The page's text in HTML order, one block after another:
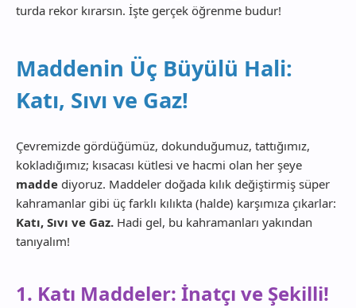
turda rekor kırarsın. İşte gerçek öğrenme budur!
Maddenin Üç Büyülü Hali:
Katı, Sıvı ve Gaz!
Çevremizde gördüğümüz, dokunduğumuz, tattığımız,
kokladığımız; kısacası kütlesi ve hacmi olan her şeye
madde diyoruz. Maddeler doğada kılık değiştirmiş süper
kahramanlar gibi üç farklı kılıkta (halde) karşımıza çıkarlar:
Katı, Sıvı ve Gaz. Hadi gel, bu kahramanları yakından
tanıyalım!
1. Katı Maddeler: İnatçı ve Şekilli!